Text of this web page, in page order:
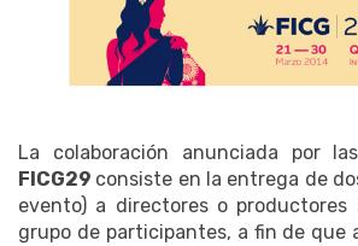
La colaboración anunciada por
FICG29 consiste en la entrega de
evento) a directores o productores
grupo de participantes, a fin de que